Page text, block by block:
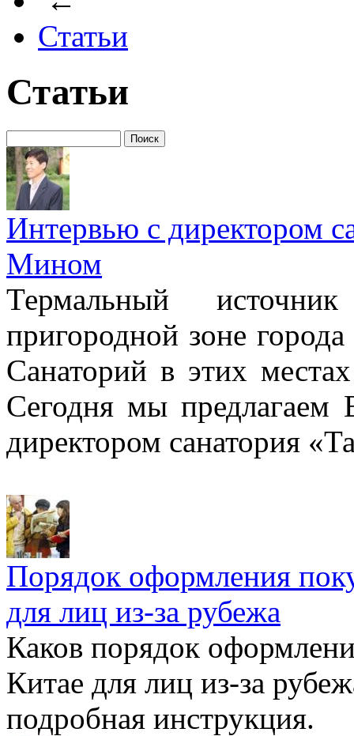
Статьи
Статьи
Интервью с директором
Мином
Термальный
пригородной зоне
Санаторий в этих
Сегодня мы
директором санатория
Порядок оформления
для лиц из-за рубежа
Каков порядок
Китае для лиц из-за
подробная инструкция.